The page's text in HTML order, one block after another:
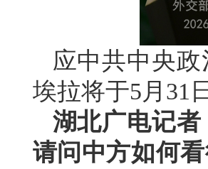
应中共中央
埃拉将于5月31
湖北广电记
请问中方如何